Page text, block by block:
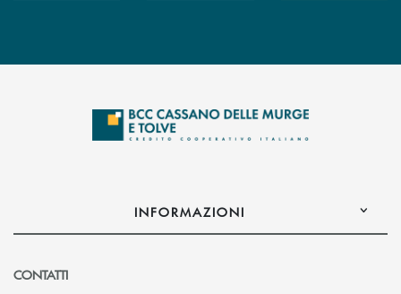
INFORMAZIONI
CONTATTI